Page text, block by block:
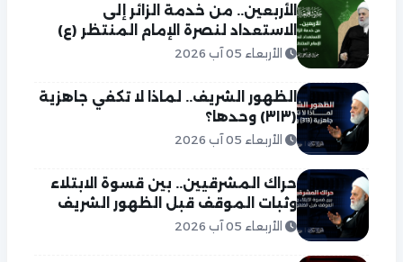
الأربعين.. من خدمة الزائر إلى
الاستعداد لنصرة الإمام المنتظر (ع)
الأربعاء 05 آب 2026
الظهور الشريف.. لماذا لا تكفي جاهزية
(٣١٣) وحدها؟
الأربعاء 05 آب 2026
حراك المشرقيين.. بين قسوة الابتلاء
وثبات الموقف قبل الظهور الشريف
الأربعاء 05 آب 2026